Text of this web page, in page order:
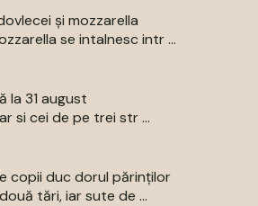
și mozzarella
se intalnesc intr ...
la 31 august
si cei de pe trei str ...
copii duc dorul părinților
tări, iar sute de ...